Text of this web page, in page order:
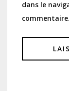
dans le
commentaire.